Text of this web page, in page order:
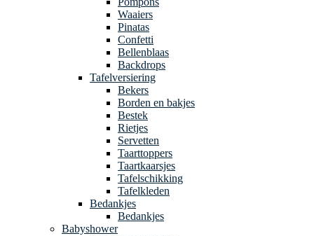
Waaiers
Pinatas
Confetti
Bellenblaas
Backdrops
Tafelversiering
Bekers
Borden en bakjes
Bestek
Rietjes
Servetten
Taarttoppers
Taartkaarsjes
Tafelschikking
Tafelkleden
Bedankjes
Bedankjes
Babyshower